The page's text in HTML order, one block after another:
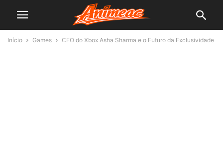
Início Games CEO do Xbox Asha Sharma e o Futuro da Exclusividade